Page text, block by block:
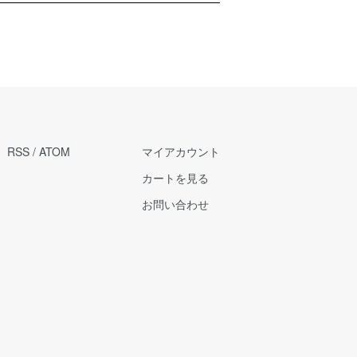
RSS / ATOM
マイアカウント
カートを見る
お問い合わせ